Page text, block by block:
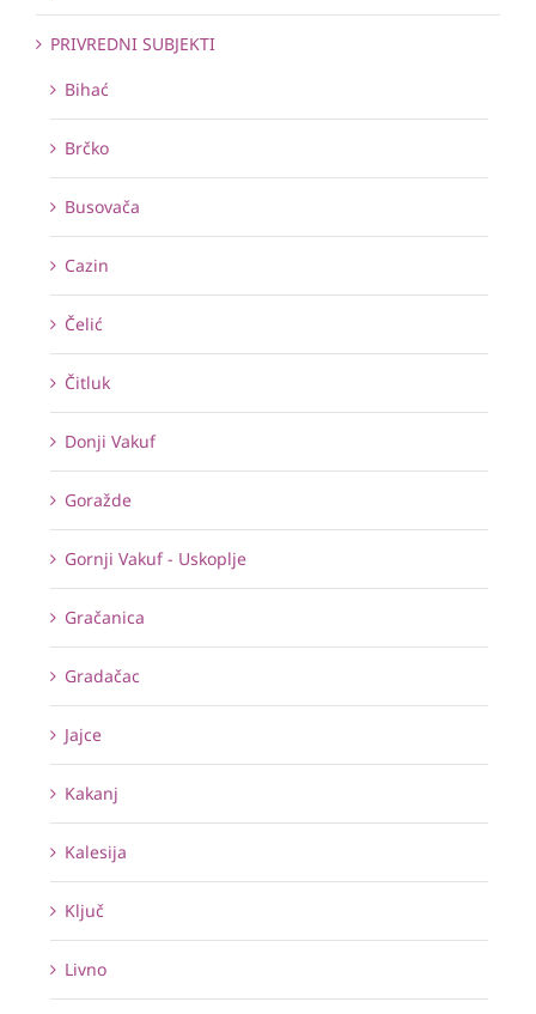
PRIVREDNI SUBJEKTI
Bihać
Brčko
Busovača
Cazin
Čelić
Čitluk
Donji Vakuf
Goražde
Gornji Vakuf - Uskoplje
Gračanica
Gradačac
Jajce
Kakanj
Kalesija
Ključ
Livno